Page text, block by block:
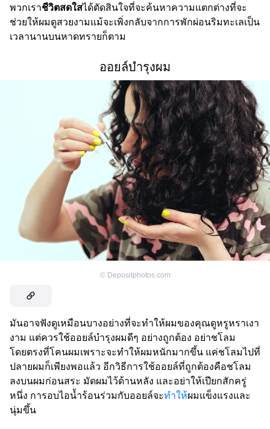
พวกเราชีวิตสดใสได้ตัดสินใจที่จะค้นหาความแตกต่างที่จะ
ช่วยให้ผมดูสวยงามแม้จะเพิ่งกลับจากการพักผ่อนริมทะเลเป็น
เวลานานบนหาดทรายก็ตาม
ออยล์บำรุงผม
© Depositphotos.com
มันอาจฟังดูเหมือนบางอย่างที่จะทำให้ผมของคุณดูหรูหราเงา
งาม แต่ควรใช้ออยล์บำรุงผมดีๆ อย่างถูกต้อง อย่าชโลม
โดยตรงที่โคนผมเพราะจะทำให้ผมหนักมากขึ้น แค่ชโลมไปที่
ปลายผมก็เพียงพอแล้ว อีกวิธีการใช้ออยล์ที่ถูกต้องคือชโลม
ลงบนผมก่อนสระ มัดผมไว้ด้านหลัง และอย่าให้เปียกสักครู่
หนึ่ง การอบไอน้ำร้อนร่วมกับออยล์จะทำให้ผมแข็งแรงและ
นุ่มขึ้น